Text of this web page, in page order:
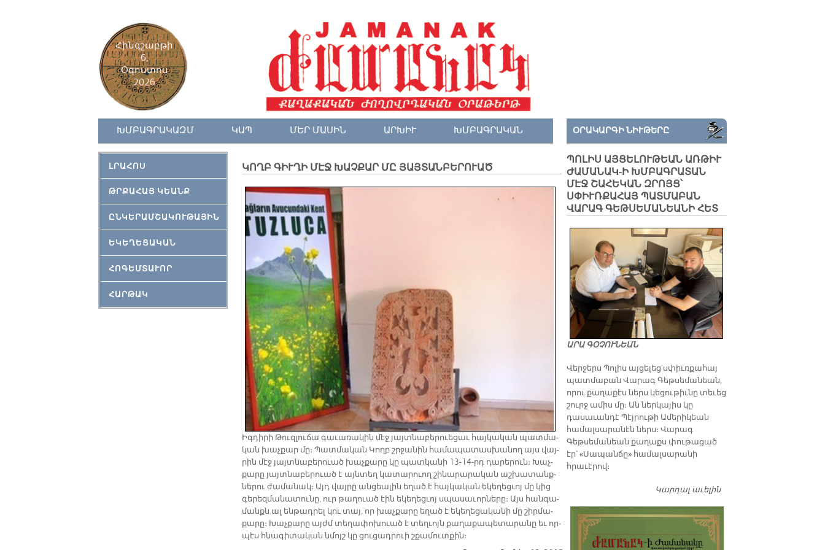
Հինգշաբթի
6,
Օգոստոս
2026
ԽՄԲԱԳՐԱԿԱԶՄ ԿԱՊ ՄԵՐ ՄԱՍԻՆ ԱՐԽԻՒ ԽՄԲԱԳՐԱԿԱՆ
ԼՐԱՀՈՍ
ԹՐՔԱՀԱՅ ԿԵԱՆՔ
ԸՆԿԵՐԱՄՇԱԿՈՒԹԱՅԻՆ
ԵԿԵՂԵՑԱԿԱՆ
ՀՈԳԵՄՏԱՒՈՐ
ՀԱՐԹԱԿ
ԿՈՂԲ ԳԻՒՂԻ ՄԷՋ ԽԱՉՔԱՐ ՄԸ ՅԱՅՏԱՆԲԵՐՈՒԱԾ
Իգ­դի­րի Թուզ­լու­ճա գա­ւա­ռա­կին մէջ յայտ­նա­բե­րուե­ցաւ հայ­կա­կան պատ­մա­
կան խաչ­քար մը։ Պատ­մա­կան Կողբ շրջա­նին հա­մա­պա­տաս­խա­նող այս վայ­
րին մէջ յայտ­նա­բե­րուած խաչ­քա­րը կը պատ­կա­նի 13-14-րդ դա­րե­րուն։ Խաչ­
քա­րը յայտ­նա­բե­րուած է այն­տեղ կա­տա­րուող շի­նա­րա­րա­կան աշ­խա­տանք­
նե­րու ժա­մա­նակ։ Այդ վայ­րը ան­ցեա­լին ե­ղած է հայ­կա­կան ե­կե­ղեց­ւոյ մը կից
գե­րեզ­մա­նա­տու­նը, ուր թա­ղուած էին ե­կե­ղեց­ւոյ սպա­սա­ւոր­նե­րը։ Այս հան­գա­
մանքն ալ են­թադ­րել կու տայ, որ խաչ­քա­րը ե­ղած է ե­կե­ղե­ցա­կա­նի մը շիր­մա­
քա­րը։ Խաչ­քա­րը այժմ տե­ղա­փո­խուած է տեղ­ւոյն քա­ղա­քա­պե­տա­րա­նը եւ որ­
պէս հնա­գի­տա­կան նմոյշ կը ցու­ցադ­րուի շքա­մուտ­քին։
ՕՐԱԿԱՐԳԻ ՆԻՒԹԵՐԸ
ՊՈԼԻՍ ԱՅՑԵԼՈՒԹԵԱՆ ԱՌԹԻՒ
ԺԱՄԱՆԱԿ-Ի ԽՄԲԱԳՐԱՏԱՆ
ՄԷՋ ՇԱՀԵԿԱՆ ԶՐՈՅՑ՝
ՍՓԻՒՌՔԱՀԱՅ ՊԱՏՄԱԲԱՆ
ՎԱՐԱԳ ԳԵԹՍԵՄԱՆԵԱՆԻ ՀԵՏ
ԱՐԱ ԳՕՉՈՒՆԵԱՆ
Վերջերս Պոլիս այցելեց սփիւռքահայ
պատմաբան Վարագ Գեթսեմանեան,
որու քաղաքէս ներս կեցութիւնը տեւեց
շուրջ ամիս մը։ Ան ներկայիս կը
դասաւանդէ Պէյրութի Ամերիկեան
համալսարանէն ներս։ Վարագ
Գեթսեմանեան քաղաքս փութացած
էր՝ «Սապանճը» համալսարանի
հրաւէրով։
Կարդալ աւելինՊոլիս այցելութեան